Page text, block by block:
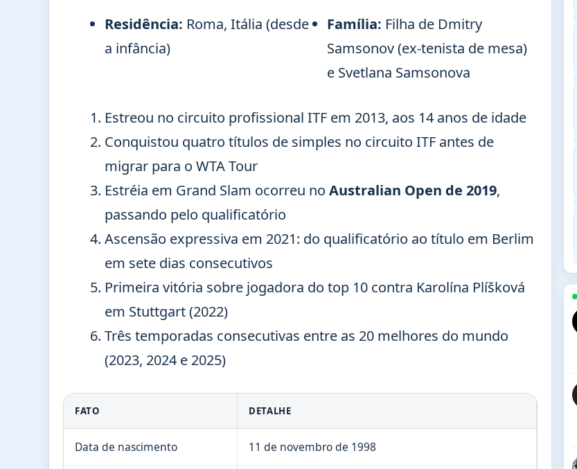
Residência: Roma, Itália (desde
a infância)
Família: Filha de Dmitry
Samsonov (ex-tenista de mesa)
e Svetlana Samsonova
Estreou no circuito profissional ITF em 2013, aos 14 anos de idade
Conquistou quatro títulos de simples no circuito ITF antes de
migrar para o WTA Tour
Estréia em Grand Slam ocorreu no Australian Open de 2019,
passando pelo qualificatório
Ascensão expressiva em 2021: do qualificatório ao título em Berlim
em sete dias consecutivos
Primeira vitória sobre jogadora do top 10 contra Karolína Plíšková
em Stuttgart (2022)
Três temporadas consecutivas entre as 20 melhores do mundo
(2023, 2024 e 2025)
FATO DETALHE
Data de nascimento 11 de novembro de 1998